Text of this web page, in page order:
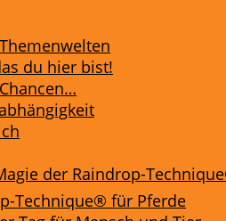
du hier bist!
der Raindrop-
Technique® für Pferde